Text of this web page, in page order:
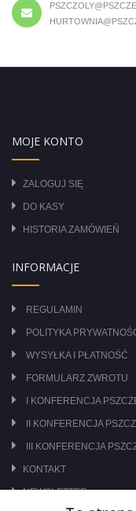
MOJE KONTO
ZALOGUJ SIĘ
DO KASY
HISTORIA ZAMÓWIEŃ
INFORMACJE
REGULAMIN
POLITYKA
WYSYŁKA I PŁATNOŚĆ
FORMULARZ ZWROTU
I KONFERENCJA
II KONFERENCJA
III KONFERENCJA
KONTAKT
NEWSLETTER